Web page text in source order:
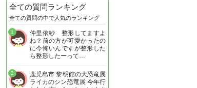
全ての質問ランキング
全ての質問の中で人気のランキング
仲里依紗 整形してますよ
ね？前の方が可愛かったの
に今怖いんですが整形した
ら整形したーって…
1
鹿児島市 黎明館の大恐竜展
ライカのシン恐竜展 今年行
2